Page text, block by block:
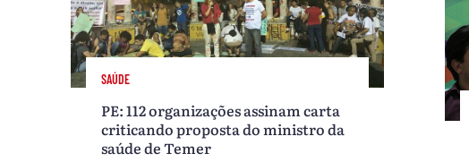
SAÚDE
PE: 112 organizações assinam carta
criticando proposta do ministro da
saúde de Temer